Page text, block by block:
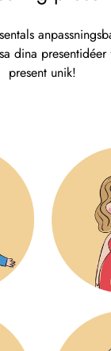
dina
present unik!